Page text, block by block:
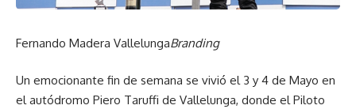
Fernando Madera VallelungaBranding
Un emocionante fin de semana se vivió el 3 y 4 de Mayo en
el autódromo Piero Taruffi de Vallelunga, donde el Piloto